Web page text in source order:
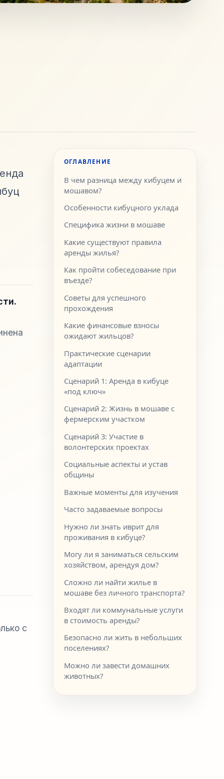
с
ОГЛАВЛЕНИЕ
В чем разница между кибуцем и
мошавом?
Особенности кибуцного уклада
Специфика жизни в мошаве
Какие существуют правила
аренды жилья?
Как пройти собеседование при
въезде?
Советы для успешного
прохождения
Какие финансовые взносы
ожидают жильцов?
Практические сценарии
адаптации
Сценарий 1: Аренда в кибуце
«под ключ»
Сценарий 2: Жизнь в мошаве с
фермерским участком
Сценарий 3: Участие в
волонтерских проектах
Социальные аспекты и устав
общины
Важные моменты для изучения
Часто задаваемые вопросы
Нужно ли знать иврит для
проживания в кибуце?
Могу ли я заниматься сельским
хозяйством, арендуя дом?
Сложно ли найти жилье в
мошаве без личного транспорта?
Входят ли коммунальные услуги
в стоимость аренды?
Безопасно ли жить в небольших
поселениях?
Можно ли завести домашних
животных?